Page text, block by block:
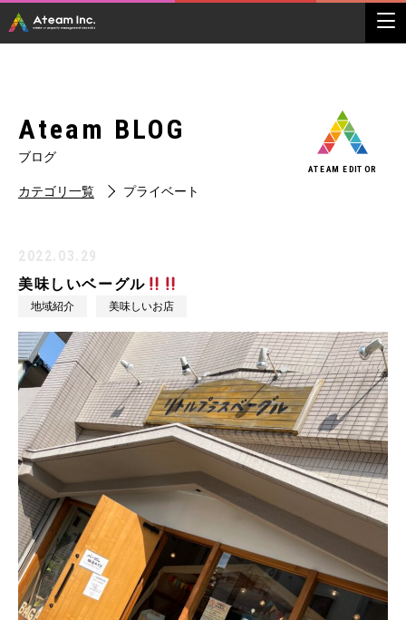
Ateam BLOG
ブログ
カテゴリ一覧 プライベート
美味しいベーグル
ATEAM EDITOR
地域紹介 美味しいお店